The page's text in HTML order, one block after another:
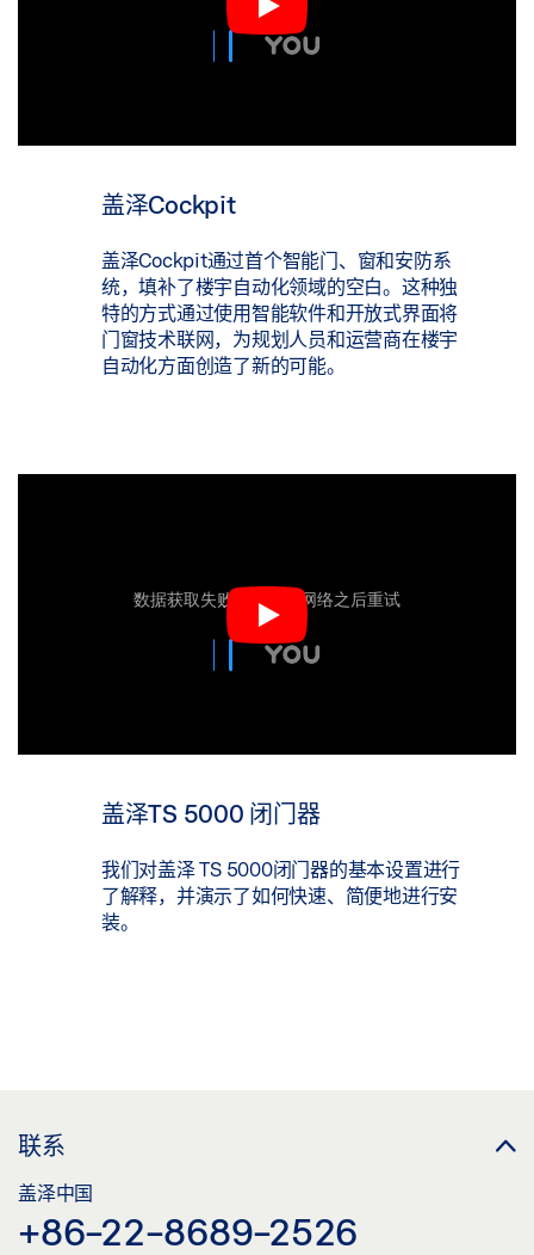
盖泽Cockpit
盖泽Cockpit通过首个智能门、窗和安防系
统，填补了楼宇自动化领域的空白。这种独
特的方式通过使用智能软件和开放式界面将
门窗技术联网，为规划人员和运营商在楼宇
自动化方面创造了新的可能。
盖泽TS 5000 闭门器
我们对盖泽 TS 5000闭门器的基本设置进行
了解释，并演示了如何快速、简便地进行安
装。
联系
盖泽中国
+86-22-8689-2526